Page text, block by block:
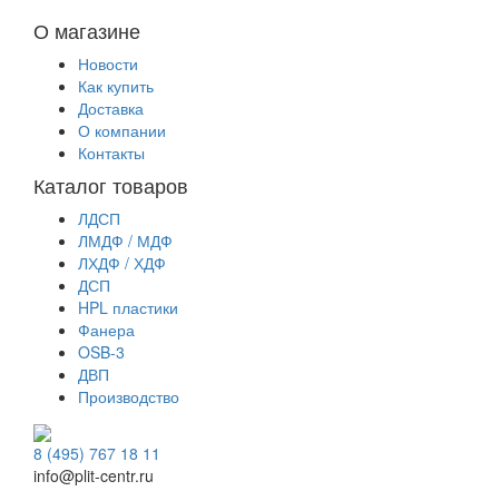
О магазине
Новости
Как купить
Доставка
О компании
Контакты
Каталог товаров
ЛДСП
ЛМДФ / МДФ
ЛХДФ / ХДФ
ДСП
HPL пластики
Фанера
OSB-3
ДВП
Производство
8 (495) 767 18 11
info@plit-centr.ru